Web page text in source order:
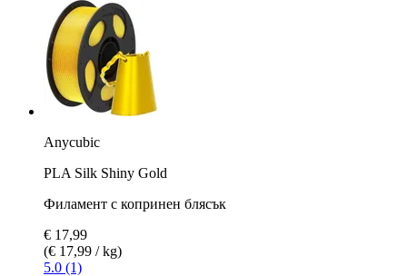
Anycubic
PLA Silk Shiny Gold
Филамент с копринен блясък
€ 17,99
(€ 17,99 / kg)
5.0 (1)